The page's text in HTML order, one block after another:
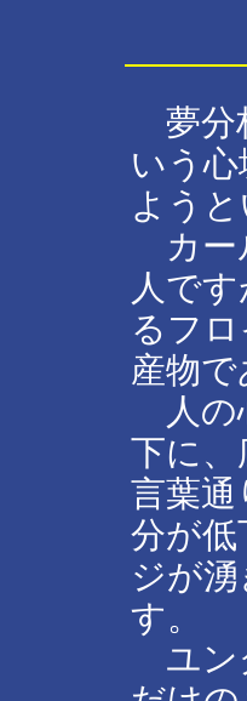
夢分
いう
ようと
カー
人で
るフ
産物
人の
下に、
言葉通
分が
ジが
す。
ユン